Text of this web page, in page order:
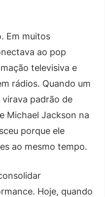
Em muitos
ao pop
televisiva e
rádios. Quando um
padrão de
Michael Jackson na
porque ele
ao mesmo tempo.
Hoje, quando